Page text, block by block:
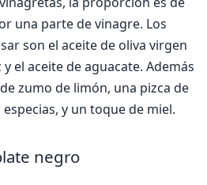
una parte de vinagre. Los
son el aceite de oliva virgen
el aceite de aguacate. Además
zumo de limón, una pizca de
y un toque de miel.
negro